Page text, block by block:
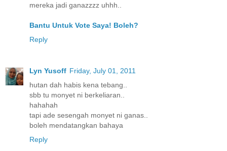
mereka jadi ganazzzz uhhh..
Bantu Untuk Vote Saya! Boleh?
Reply
Lyn Yusoff Friday, July 01, 2011
hutan dah habis kena tebang..
sbb tu monyet ni berkeliaran..
hahahah
tapi ade sesengah monyet ni ganas..
boleh mendatangkan bahaya
Reply